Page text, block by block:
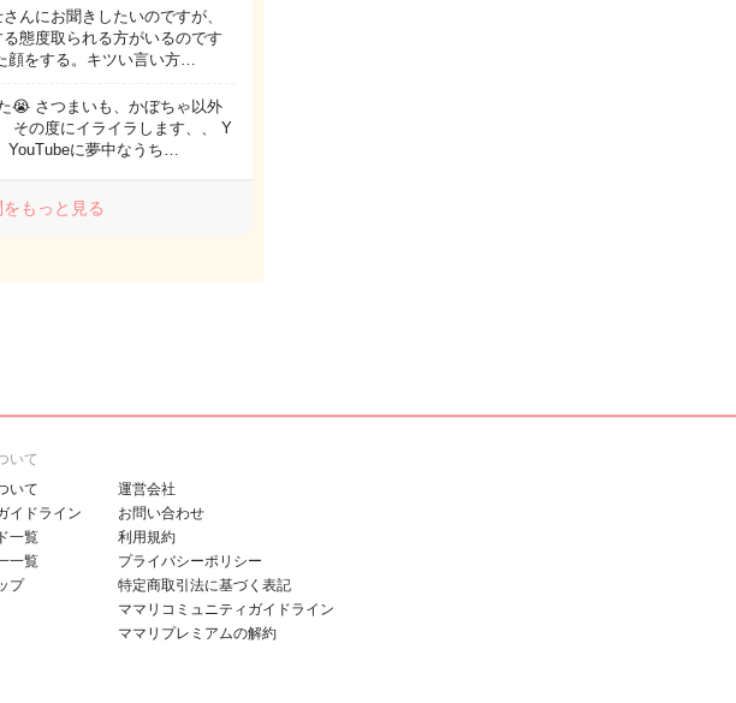
んにお聞きしたいのですが、
態度取られる方がいるのです
顔をする。キツい言い方…
😭 さつまいも、かぼちゃ以外
その度にイライラします、、 Y
YouTubeに夢中なうち…
もっと見る
いて
いて
イドライン
一覧
一覧
プ
運営会社
お問い合わせ
利用規約
プライバシーポリシー
特定商取引法に基づく表記
ママリコミュニティガイドライン
ママリプレミアムの解約